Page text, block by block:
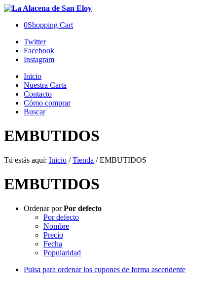
0Shopping Cart
Twitter
Facebook
Instagram
Inicio
Nuestra Carta
Contacto
Cómo comprar
Buscar
EMBUTIDOS
Tú estás aquí: Inicio / Tienda / EMBUTIDOS
EMBUTIDOS
Ordenar porPor defecto
Por defecto
Nombre
Precio
Fecha
Popularidad
Pulsa para ordenar los cupones de forma ascendente